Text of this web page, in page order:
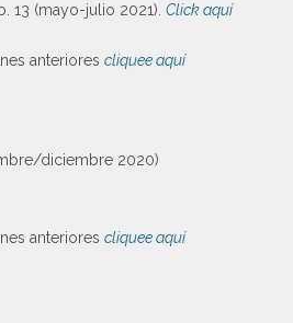
13 (mayo-julio 2021). Click aquí
anteriores cliquee aquí
diciembre 2020)
anteriores cliquee aquí